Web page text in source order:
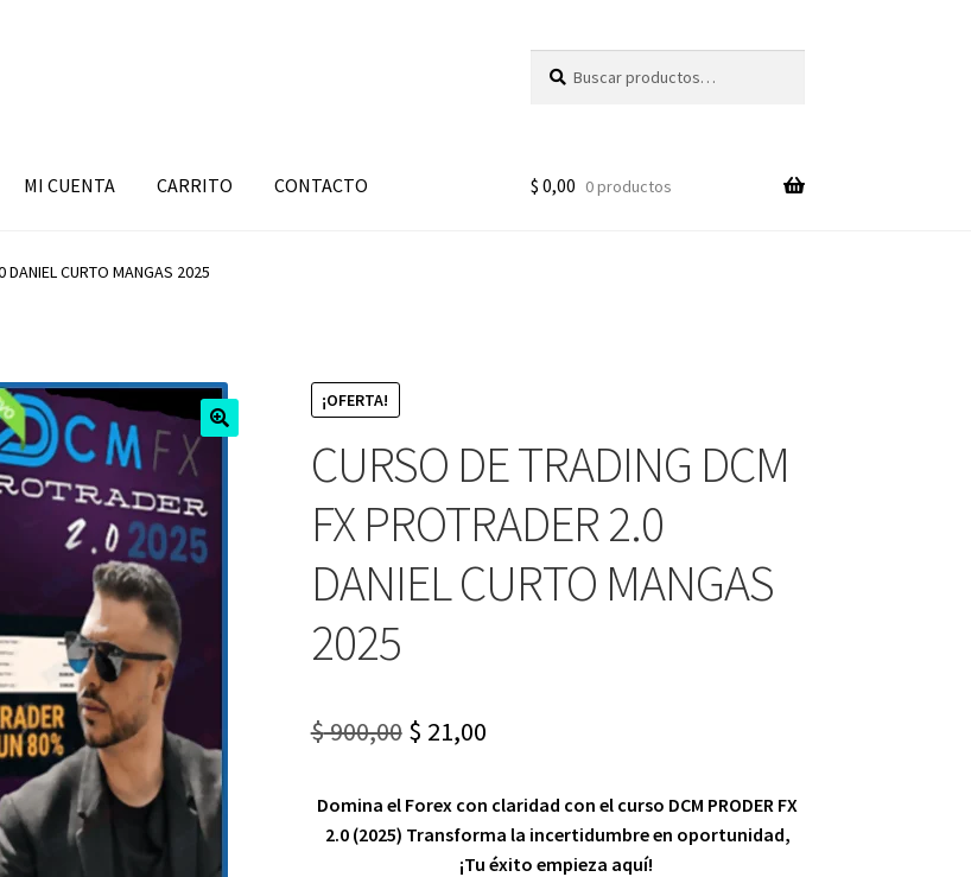
por:
MI CUENTA CARRITO CONTACTO $ 0,00 0 productos
DANIEL CURTO MANGAS 2025
¡OFERTA!
CURSO DE TRADING DCM
FX PROTRADER 2.0
DANIEL CURTO MANGAS
2025
$900,00 Original
was:
$ 900,00.
$ 21,00Current
is:
$ 21,00.
Domina el Forex con claridad con el curso DCM PRODER FX
2.0 (2025) Transforma la incertidumbre en oportunidad,
¡Tu éxito empieza aquí!